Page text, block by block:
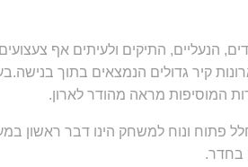
התיקים ולעיתים אף צעצועים
קיר גדולים הנמצאים בתוך
המוסיפות מראה מהודר לארון.
ונוח למשחק הינו דבר ראשון
בחדר.